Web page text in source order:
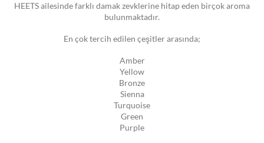
HEETS ailesinde farklı damak zevklerine hitap eden birçok aroma
bulunmaktadır.
En çok tercih edilen çeşitler arasında;
Amber
Yellow
Bronze
Sienna
Turquoise
Green
Purple